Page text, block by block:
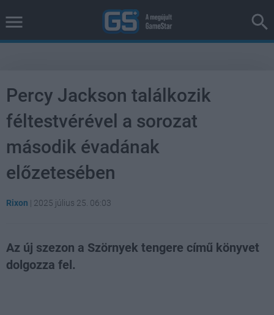
Percy Jackson találkozik
féltestvérével a sorozat
második évadának
előzetesében
Rixon | 2025 július 25. 06:03
Az új szezon a Szörnyek tengere című könyvet
dolgozza fel.